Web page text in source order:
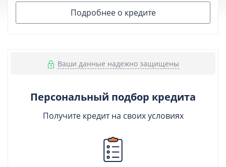
Подробнее о кредите
Ваши данные надежно защищены
Персональный подбор кредита
Получите кредит на своих условиях